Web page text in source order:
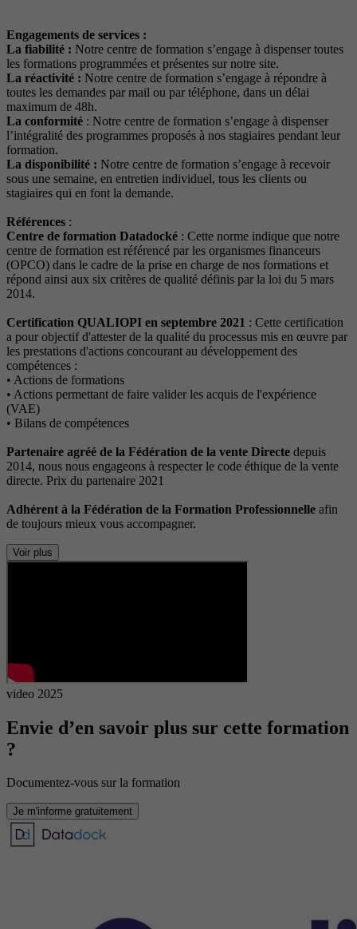
Engagements de services :
La fiabilité : Notre centre de formation s’engage à dispenser toutes
les formations programmées et présentes sur notre site.
La réactivité : Notre centre de formation s’engage à répondre à
toutes les demandes par mail ou par téléphone, dans un délai
maximum de 48h.
La conformité : Notre centre de formation s’engage à dispenser
l’intégralité des programmes proposés à nos stagiaires pendant leur
formation.
La disponibilité : Notre centre de formation s’engage à recevoir
sous une semaine, en entretien individuel, tous les clients ou
stagiaires qui en font la demande.
Références :
Centre de formation Datadocké : Cette norme indique que notre
centre de formation est référencé par les organismes financeurs
(OPCO) dans le cadre de la prise en charge de nos formations et
répond ainsi aux six critères de qualité définis par la loi du 5 mars
2014.
Certification QUALIOPI en septembre 2021 : Cette certification
a pour objectif d'attester de la qualité du processus mis en œuvre par
les prestations d'actions concourant au développement des
compétences :
• Actions de formations
• Actions permettant de faire valider les acquis de l'expérience
(VAE)
• Bilans de compétences
Partenaire agréé de la Fédération de la vente Directe depuis
2014, nous nous engageons à respecter le code éthique de la vente
directe. Prix du partenaire 2021
Adhérent à la Fédération de la Formation Professionnelle afin
de toujours mieux vous accompagner.
Voir plus
video 2025
Envie d’en savoir plus sur cette formation
?
Documentez-vous sur la formation
Je m'informe gratuitement